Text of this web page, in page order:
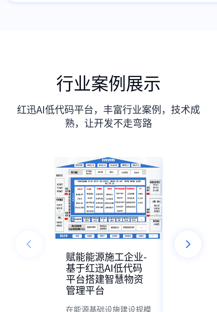
行业案例展示
红迅AI低代码平台，丰富行业案例，技术成
熟，让开发不走弯路
赋能能源施工企业-
基于红迅AI低代码
平台搭建智慧物资
管理平台
在能源基础设施建设规模